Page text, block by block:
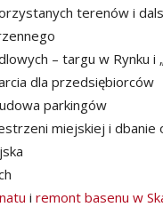
terenów i
– targu w Rynku i
dla przedsiębiorców
parkingów
miejskiej i
i remont basenu w